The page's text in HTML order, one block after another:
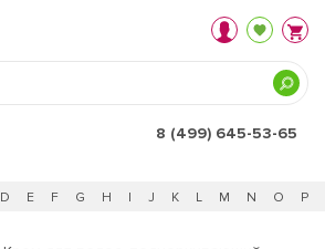
8 (499) 645-53-65
D E F G H I J K L M N O P